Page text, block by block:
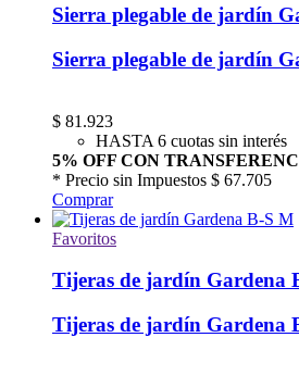
Sierra plegable de jardín
Sierra plegable de jardín
$ 81.923
HASTA 6 cuotas sin interés
5% OFF CON
* Precio sin Impuestos $ 67.705
Comprar
Favoritos
Tijeras de jardín Gardena
Tijeras de jardín Gardena